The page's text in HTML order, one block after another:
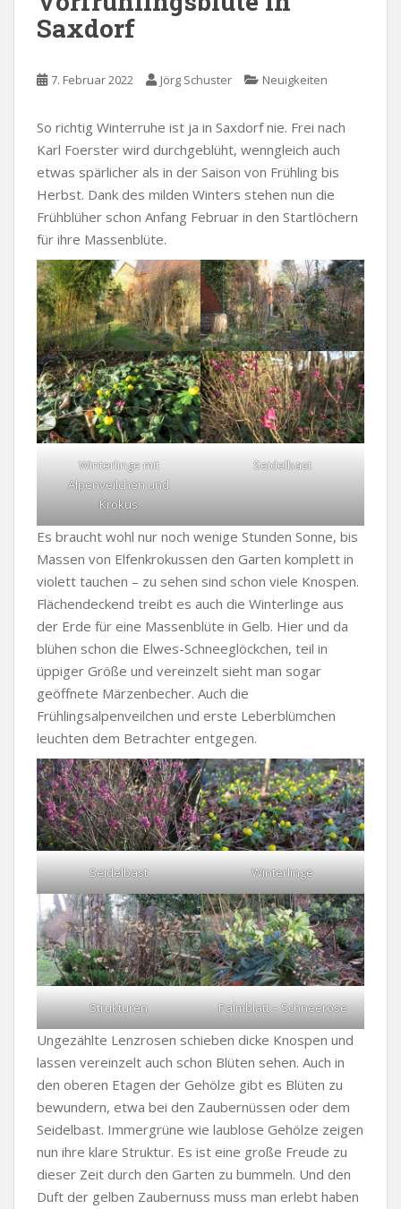
Saxdorf
7. Februar 2022 Jörg Schuster Neuigkeiten
So richtig Winterruhe ist ja in Saxdorf nie. Frei nach
Karl Foerster wird durchgeblüht, wenngleich auch
etwas spärlicher als in der Saison von Frühling bis
Herbst. Dank des milden Winters stehen nun die
Frühblüher schon Anfang Februar in den Startlöchern
für ihre Massenblüte.
Winterlinge mit
Alpenveilchen und
Krokus
Seidelbast
Es braucht wohl nur noch wenige Stunden Sonne, bis
Massen von Elfenkrokussen den Garten komplett in
violett tauchen – zu sehen sind schon viele Knospen.
Flächendeckend treibt es auch die Winterlinge aus
der Erde für eine Massenblüte in Gelb. Hier und da
blühen schon die Elwes-Schneeglöckchen, teil in
üppiger Größe und vereinzelt sieht man sogar
geöffnete Märzenbecher. Auch die
Frühlingsalpenveilchen und erste Leberblümchen
leuchten dem Betrachter entgegen.
Seidelbast Winterlinge
Strukturen Palmblatt – Schneerose
Ungezählte Lenzrosen schieben dicke Knospen und
lassen vereinzelt auch schon Blüten sehen. Auch in
den oberen Etagen der Gehölze gibt es Blüten zu
bewundern, etwa bei den Zaubernüssen oder dem
Seidelbast. Immergrüne wie laublose Gehölze zeigen
nun ihre klare Struktur. Es ist eine große Freude zu
dieser Zeit durch den Garten zu bummeln. Und den
Duft der gelben Zaubernuss muss man erlebt haben